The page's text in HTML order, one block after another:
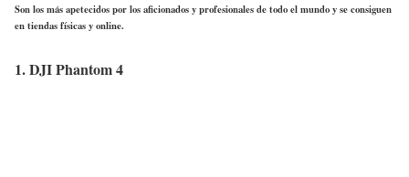
Son los más apetecidos por los aficionados y profesionales de todo el mundo y se consiguen
en tiendas físicas y online.
1. DJI Phantom 4